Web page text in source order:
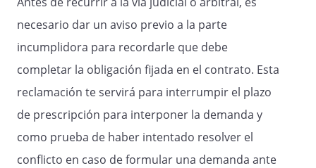
necesario dar un aviso previo a la parte
incumplidora para recordarle que debe
completar la obligación fijada en el contrato. Esta
reclamación te servirá para interrumpir el plazo
de prescripción para interponer la demanda y
como prueba de haber intentado resolver el
conflicto en caso de formular una demanda ante